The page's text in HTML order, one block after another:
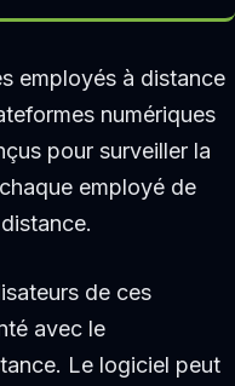
employés à distance
numériques
pour surveiller la
employé de
de ces
avec le
Le logiciel peut